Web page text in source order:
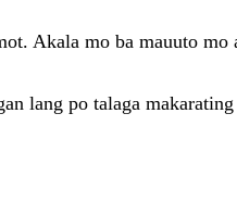
Akala mo ba mauuto mo
lang po talaga